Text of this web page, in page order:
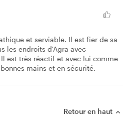
et serviable. Il est fier de sa
les endroits d'Agra avec
est très réactif et avec lui comme
mains et en sécurité.
Retour en haut